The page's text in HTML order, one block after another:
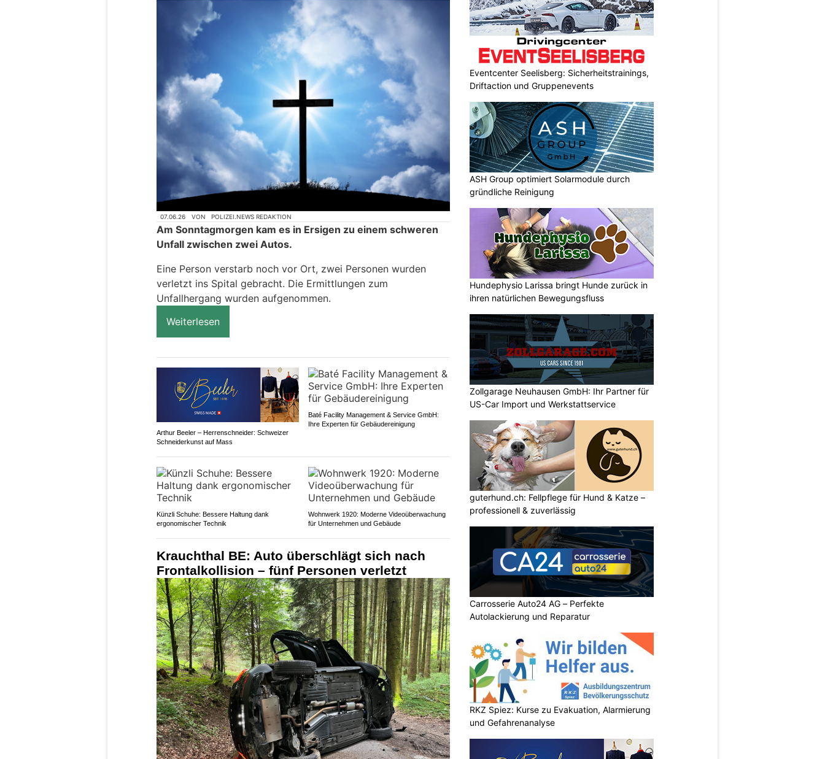
07.06.26 VON POLIZEI.NEWS REDAKTION
Am Sonntagmorgen kam es in Ersigen zu einem schweren
Unfall zwischen zwei Autos.
Eine Person verstarb noch vor Ort, zwei Personen wurden
verletzt ins Spital gebracht. Die Ermittlungen zum
Unfallhergang wurden aufgenommen.
Weiterlesen
Arthur Beeler – Herrenschneider: Schweizer
Schneiderkunst auf Mass
Baté Facility Management & Service GmbH:
Ihre Experten für Gebäudereinigung
Künzli Schuhe: Bessere Haltung dank
ergonomischer Technik
Wohnwerk 1920: Moderne Videoüberwachung
für Unternehmen und Gebäude
Krauchthal BE: Auto überschlägt sich nach
Frontalkollision – fünf Personen verletzt
Eventcenter Seelisberg: Sicherheitstrainings,
Driftaction und Gruppenevents
ASH Group optimiert Solarmodule durch
gründliche Reinigung
Hundephysio Larissa bringt Hunde zurück in
ihren natürlichen Bewegungsfluss
Zollgarage Neuhausen GmbH: Ihr Partner für
US-Car Import und Werkstattservice
guterhund.ch: Fellpflege für Hund & Katze –
professionell & zuverlässig
Carrosserie Auto24 AG – Perfekte
Autolackierung und Reparatur
RKZ Spiez: Kurse zu Evakuation, Alarmierung
und Gefahrenanalyse